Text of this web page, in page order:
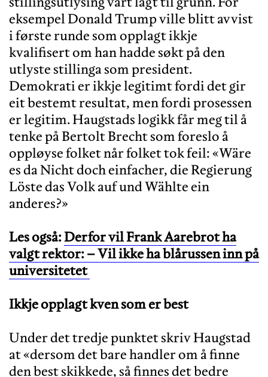
eksempel Donald Trump ville blitt avvist
i første runde som opplagt ikkje
kvalifisert om han hadde søkt på den
utlyste stillinga som president.
Demokrati er ikkje legitimt fordi det gir
eit bestemt resultat, men fordi prosessen
er legitim. Haugstads logikk får meg til å
tenke på Bertolt Brecht som foreslo å
oppløyse folket når folket tok feil: «Wäre
es da Nicht doch einfacher, die Regierung
Löste das Volk auf und Wählte ein
anderes?»
Les også:Derfor vil Frank Aarebrot ha
valgt rektor: – Vil ikke ha blårussen inn på
universitetet
Ikkje opplagt kven som er best
Under det tredje punktet skriv Haugstad
at «dersom det bare handler om å finne
den best skikkede, så finnes det bedre